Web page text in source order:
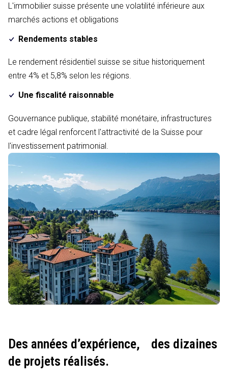
L'immobilier suisse présente une volatilité inférieure aux
marchés actions et obligations
Rendements stables
Le rendement résidentiel suisse se situe historiquement
entre 4% et 5,8% selon les régions.
Une fiscalité raisonnable
Gouvernance publique, stabilité monétaire, infrastructures
et cadre légal renforcent l'attractivité de la Suisse pour
l'investissement patrimonial.
Des années d’expérience,
des dizaines
de projets réalisés.